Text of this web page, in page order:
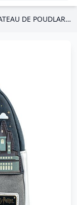
MINI SAC À DOS CHATEAU DE POUDLARD - HARRY POTTER LOUNGEFLY